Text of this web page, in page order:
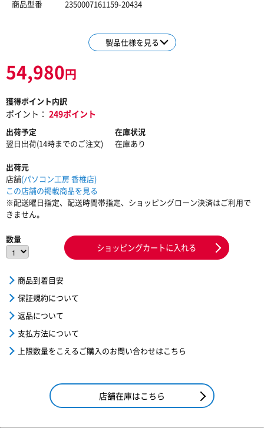
商品型番
2350007161159-20434
製品仕様を見る
54,980円
獲得ポイント内訳
ポイント： 249ポイント
出荷予定
翌日出荷(14時までのご注文)
在庫状況
在庫あり
出荷元
店舗(パソコン工房 香椎店)
この店舗の掲載商品を見る
※配送曜日指定、配送時間帯指定、ショッピングローン決済はご利用で
きません。
数量
ショッピングカートに入れる
商品到着目安
保証規約について
返品について
支払方法について
上限数量をこえるご購入のお問い合わせはこちら
店舗在庫はこちら